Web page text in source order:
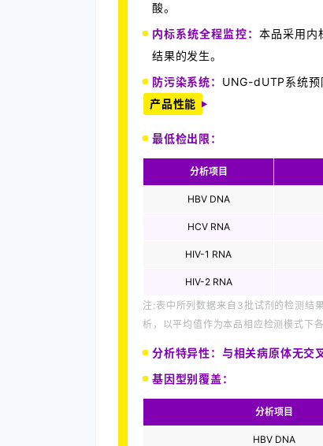
酸。
内标系统全程监控： 本品采用内
结果的发生。
防污染系统： UNG-dUTP系统预
产品性能
最低检出限：
分析项目
HBV DNA
HCV RNA
HIV-1 RNA
HIV-2 RNA
注:表中所列数据来自3批试剂的检测结
析，以平均值作为本 品相应检测模式下
分析特异性：与相关病原体无交
基因型别覆盖：
分析项目
HBV DNA